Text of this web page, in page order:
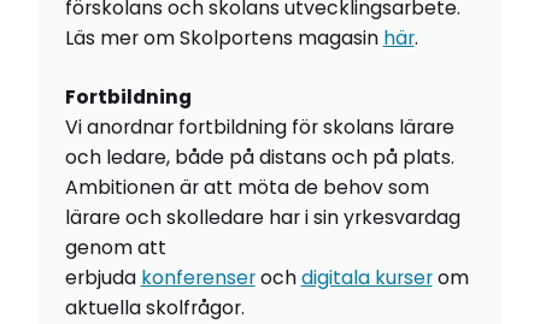
förskolans och skolans utvecklingsarbete.
Läs mer om Skolportens magasin här.
Fortbildning
Vi anordnar fortbildning för skolans lärare
och ledare, både på distans och på plats.
Ambitionen är att möta de behov som
lärare och skolledare har i sin yrkesvardag
genom att
erbjuda konferenserochdigitala kurserom
aktuella skolfrågor.